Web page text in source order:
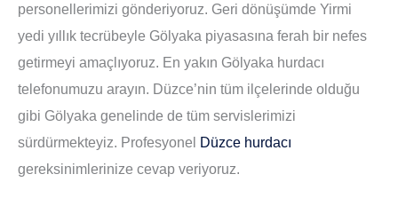
personellerimizi gönderiyoruz. Geri dönüşümde Yirmi
yedi yıllık tecrübeyle Gölyaka piyasasına ferah bir nefes
getirmeyi amaçlıyoruz. En yakın Gölyaka hurdacı
telefonumuzu arayın. Düzce’nin tüm ilçelerinde olduğu
gibi Gölyaka genelinde de tüm servislerimizi
sürdürmekteyiz. Profesyonel Düzce hurdacı
gereksinimlerinize cevap veriyoruz.